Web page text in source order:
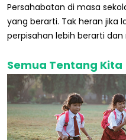
Persahabatan di masa
yang berarti. Tak heran jika
perpisahan lebih berarti dan
Semua Tentang